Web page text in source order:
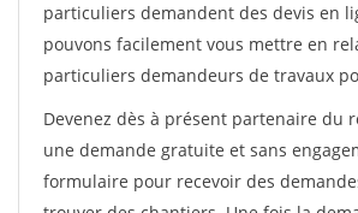
particuliers demandent des devis en
pouvons facilement vous mettre en
particuliers demandeurs de travaux
Devenez dès à présent partenaire du
une demande gratuite et sans
formulaire pour recevoir des